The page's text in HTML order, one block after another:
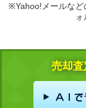
※Yahoo!メールなど
ォ
売却査